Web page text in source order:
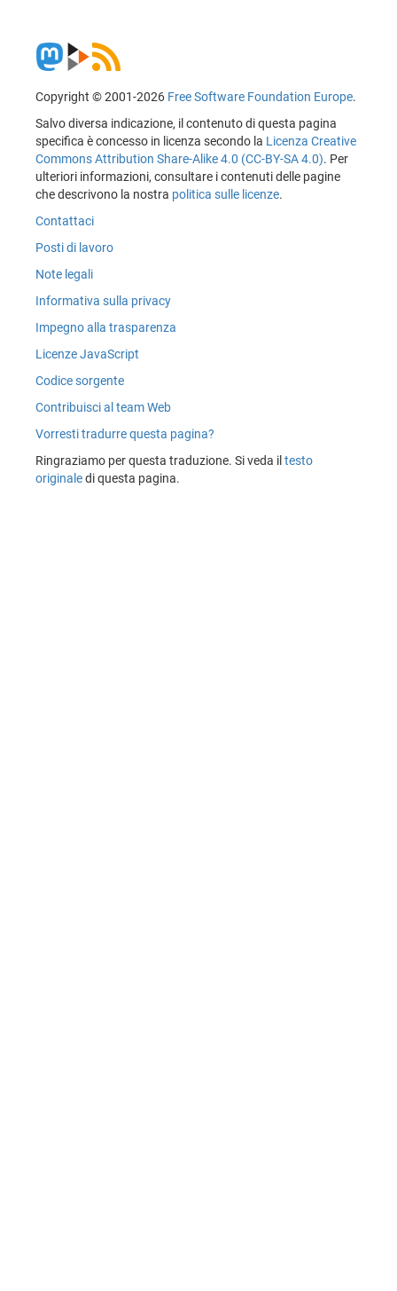
Copyright © 2001-2026 Free Software Foundation Europe.
Salvo diversa indicazione, il contenuto di questa pagina
specifica è concesso in licenza secondo la Licenza Creative
Commons Attribution Share-Alike 4.0 (CC-BY-SA 4.0). Per
ulteriori informazioni, consultare i contenuti delle pagine
che descrivono la nostra politica sulle licenze.
Contattaci
Posti di lavoro
Note legali
Informativa sulla privacy
Impegno alla trasparenza
Licenze JavaScript
Codice sorgente
Contribuisci al team Web
Vorresti tradurre questa pagina?
Ringraziamo per questa traduzione. Si veda il testo
originaledi questa pagina.